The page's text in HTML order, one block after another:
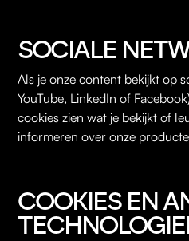
SOCIALE
Als je onze content bekijkt op
YouTube, LinkedIn of
cookies zien wat je bekijkt of
informeren over onze
COOKIES EN